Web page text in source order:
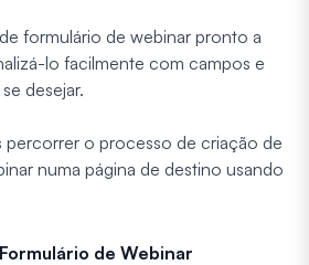
formulário de webinar pronto a
lo facilmente com campos e
desejar.
percorrer o processo de criação de
numa página de destino usando
de Webinar